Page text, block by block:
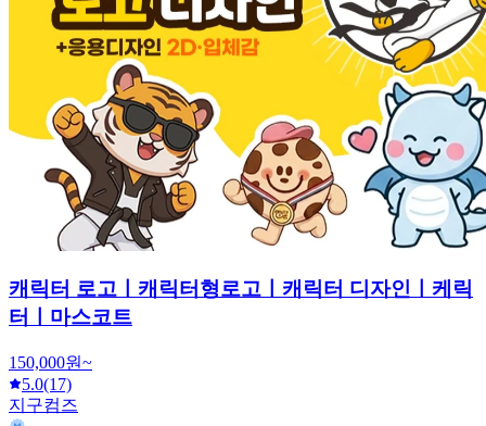
캐릭터 로고ㅣ캐릭터형로고ㅣ캐릭터 디자인ㅣ케릭
터ㅣ마스코트
150,000원~
5.0(17)
지구컴즈